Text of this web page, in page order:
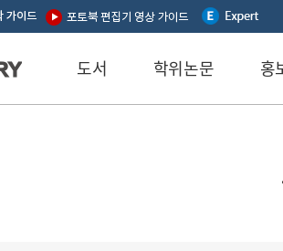
도서 학위논문 홍